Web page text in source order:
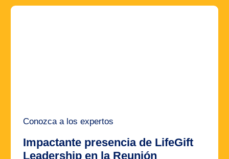
Conozca a los expertos
Impactante presencia de LifeGift
Leadership en la Reunión